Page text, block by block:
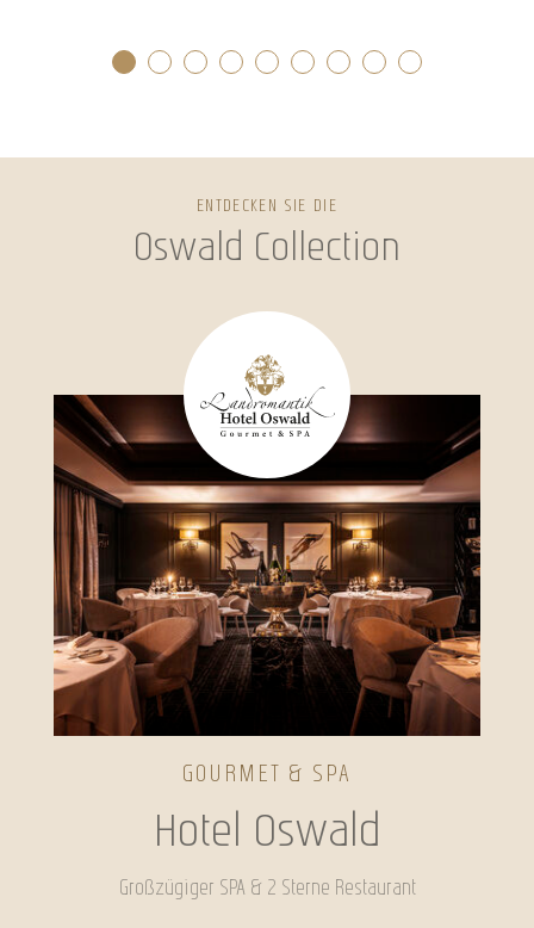
ENTDECKEN SIE DIE
Oswald Collection
GOURMET & SPA
Hotel Oswald
Großzügiger SPA & 2 Sterne Restaurant